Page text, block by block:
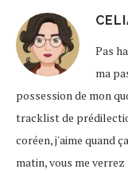
Pas
ma
possession de mon
tracklist de
coréen, j'aime quand
matin, vous me